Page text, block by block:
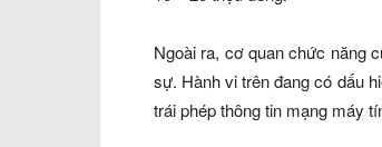
Ngoài ra, cơ quan chức năng
sự. Hành vi trên đang có dấu
trái phép thông tin mạng máy